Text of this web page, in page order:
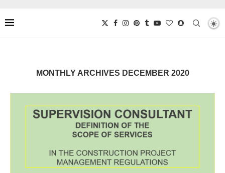
MONTHLY ARCHIVES DECEMBER 2020